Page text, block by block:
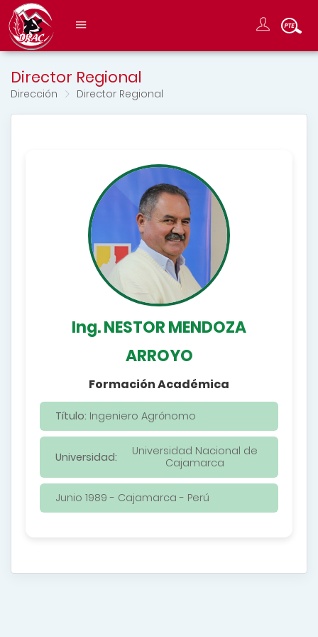
Director Regional
Dirección Director Regional
Ing. NESTOR MENDOZA
ARROYO
Formación Académica
Título: Ingeniero Agrónomo
Universidad:
Universidad Nacional de
Cajamarca
Junio 1989 - Cajamarca - Perú